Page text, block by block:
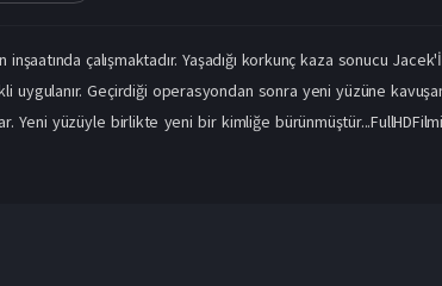
çalışmaktadır. Yaşadığı korkunç kaza sonucu
uygulanır. Geçirdiği operasyondan sonra yeni yüzüne
yüzüyle birlikte yeni bir kimliğe